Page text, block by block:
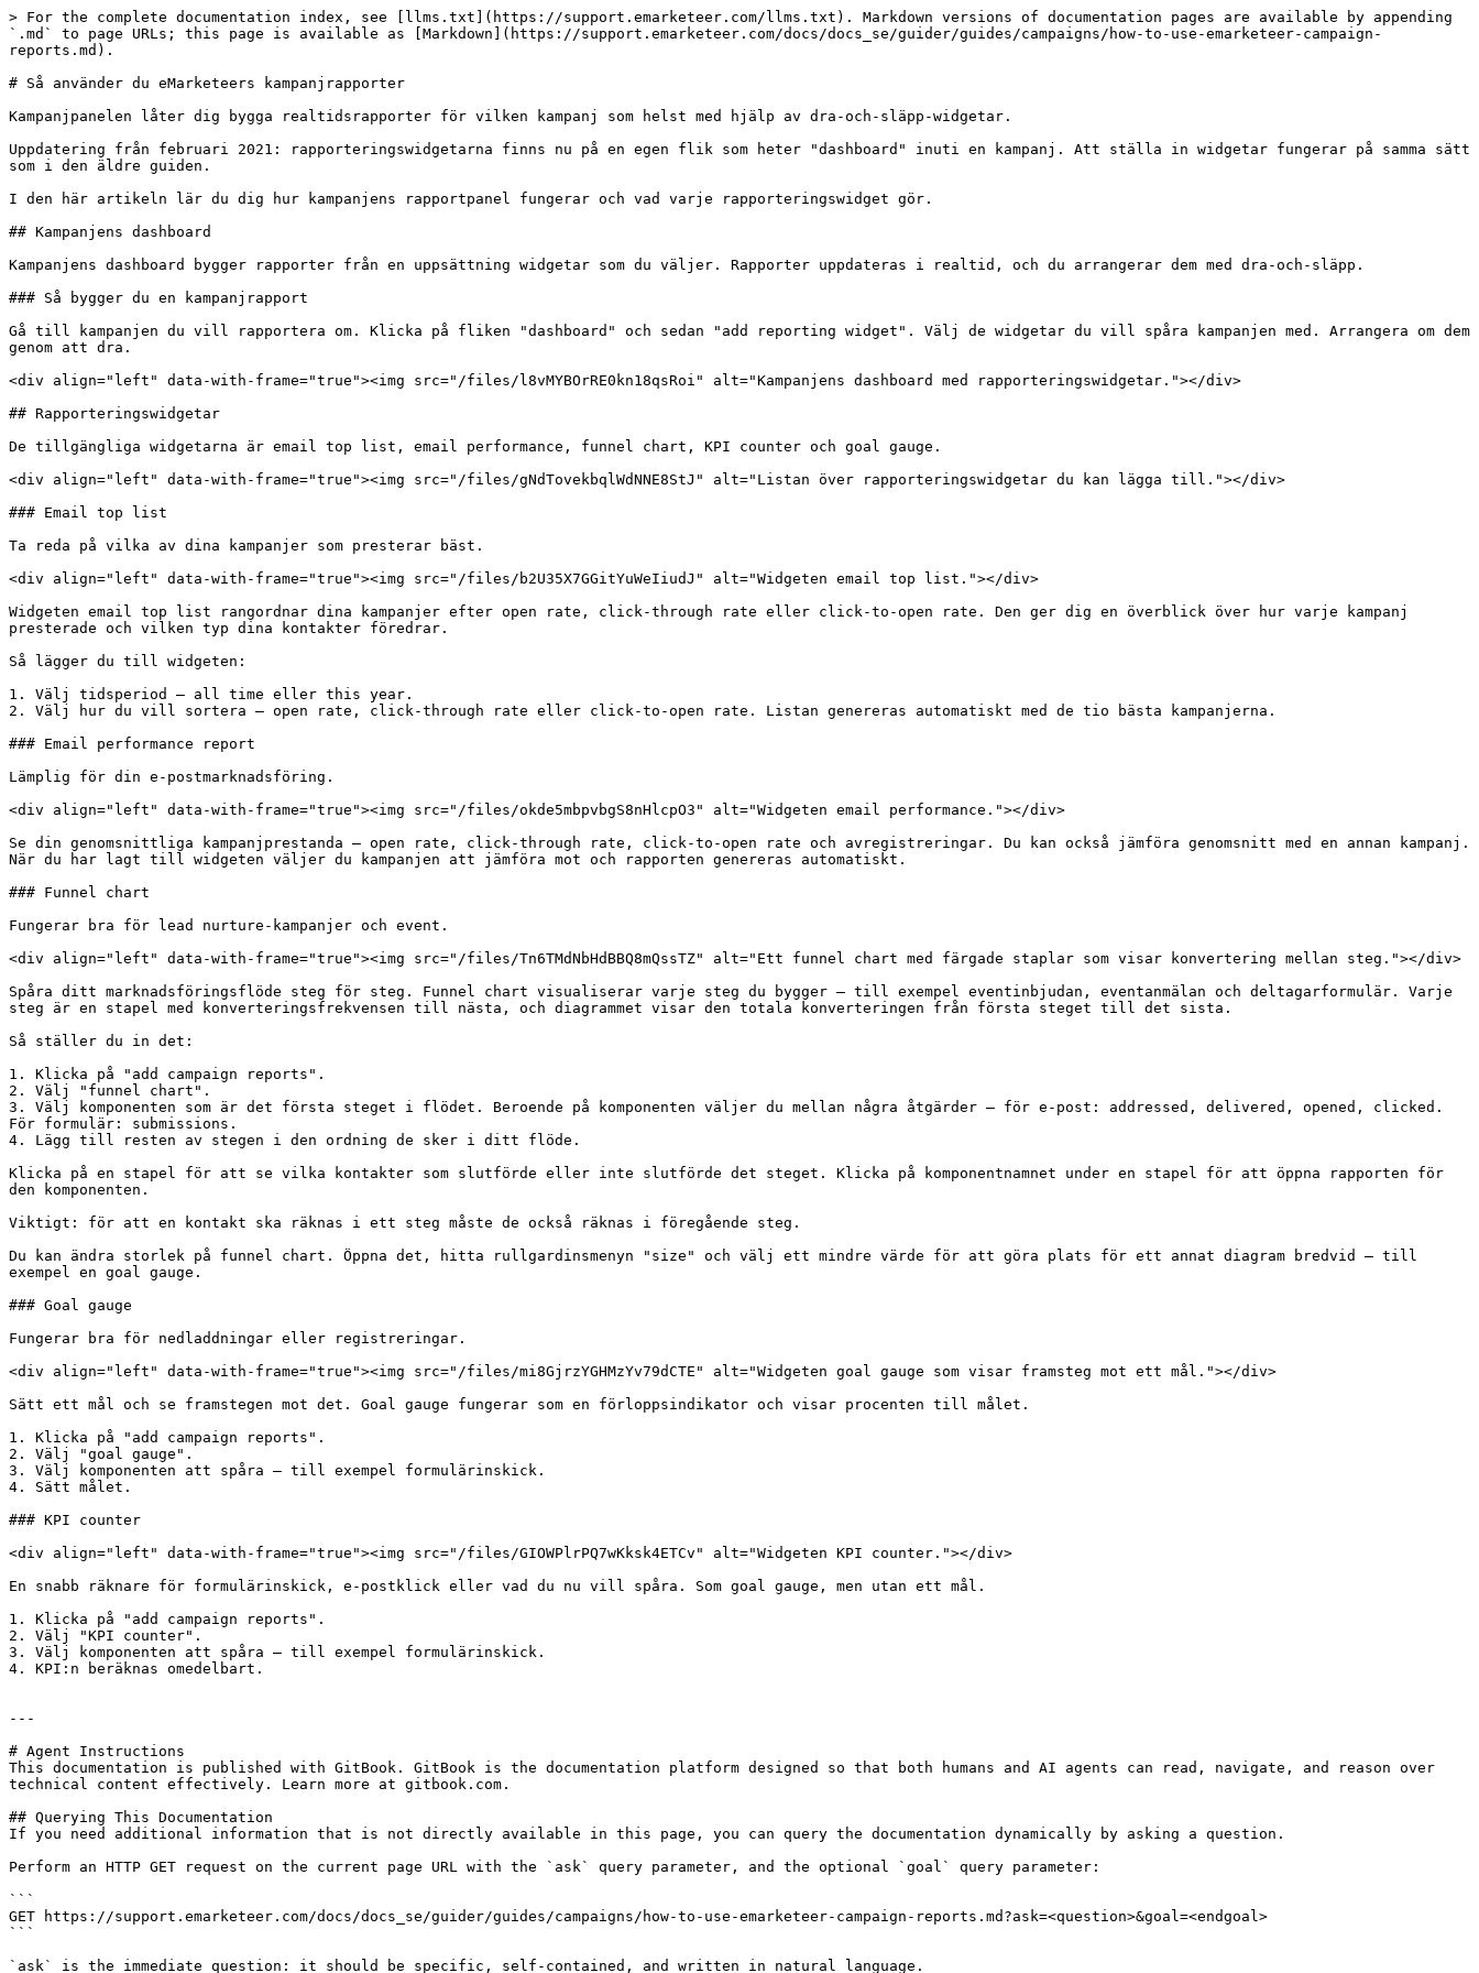
> For the complete documentation index, see [llms.txt](https://support.emarketeer.com/llms.txt). Markdown versions of documentation pages are available by appending
`.md` to page URLs; this page is available as [Markdown](https://support.emarketeer.com/docs/docs_se/guider/guides/campaigns/how-to-use-emarketeer-campaign-
reports.md).
# Så använder du eMarketeers kampanjrapporter
Kampanjpanelen låter dig bygga realtidsrapporter för vilken kampanj som helst med hjälp av dra-och-släpp-widgetar.
Uppdatering från februari 2021: rapporteringswidgetarna finns nu på en egen flik som heter "dashboard" inuti en kampanj. Att ställa in widgetar fungerar på samma sätt
som i den äldre guiden.
I den här artikeln lär du dig hur kampanjens rapportpanel fungerar och vad varje rapporteringswidget gör.
## Kampanjens dashboard
Kampanjens dashboard bygger rapporter från en uppsättning widgetar som du väljer. Rapporter uppdateras i realtid, och du arrangerar dem med dra-och-släpp.
### Så bygger du en kampanjrapport
Gå till kampanjen du vill rapportera om. Klicka på fliken "dashboard" och sedan "add reporting widget". Välj de widgetar du vill spåra kampanjen med. Arrangera om dem
genom att dra.
<div align="left" data-with-frame="true"><img src="/files/l8vMYBOrRE0kn18qsRoi" alt="Kampanjens dashboard med rapporteringswidgetar."></div>
## Rapporteringswidgetar
De tillgängliga widgetarna är email top list, email performance, funnel chart, KPI counter och goal gauge.
<div align="left" data-with-frame="true"><img src="/files/gNdTovekbqlWdNNE8StJ" alt="Listan över rapporteringswidgetar du kan lägga till."></div>
### Email top list
Ta reda på vilka av dina kampanjer som presterar bäst.
<div align="left" data-with-frame="true"><img src="/files/b2U35X7GGitYuWeIiudJ" alt="Widgeten email top list."></div>
Widgeten email top list rangordnar dina kampanjer efter open rate, click-through rate eller click-to-open rate. Den ger dig en överblick över hur varje kampanj
presterade och vilken typ dina kontakter föredrar.
Så lägger du till widgeten:
1. Välj tidsperiod — all time eller this year.
2. Välj hur du vill sortera — open rate, click-through rate eller click-to-open rate. Listan genereras automatiskt med de tio bästa kampanjerna.
### Email performance report
Lämplig för din e-postmarknadsföring.
<div align="left" data-with-frame="true"><img src="/files/okde5mbpvbgS8nHlcpO3" alt="Widgeten email performance."></div>
Se din genomsnittliga kampanjprestanda — open rate, click-through rate, click-to-open rate och avregistreringar. Du kan också jämföra genomsnitt med en annan kampanj.
När du har lagt till widgeten väljer du kampanjen att jämföra mot och rapporten genereras automatiskt.
### Funnel chart
Fungerar bra för lead nurture-kampanjer och event.
<div align="left" data-with-frame="true"><img src="/files/Tn6TMdNbHdBBQ8mQssTZ" alt="Ett funnel chart med färgade staplar som visar konvertering mellan steg."></div>
Spåra ditt marknadsföringsflöde steg för steg. Funnel chart visualiserar varje steg du bygger — till exempel eventinbjudan, eventanmälan och deltagarformulär. Varje
steg är en stapel med konverteringsfrekvensen till nästa, och diagrammet visar den totala konverteringen från första steget till det sista.
Så ställer du in det:
1. Klicka på "add campaign reports".
2. Välj "funnel chart".
3. Välj komponenten som är det första steget i flödet. Beroende på komponenten väljer du mellan några åtgärder — för e-post: addressed, delivered, opened, clicked.
För formulär: submissions.
4. Lägg till resten av stegen i den ordning de sker i ditt flöde.
Klicka på en stapel för att se vilka kontakter som slutförde eller inte slutförde det steget. Klicka på komponentnamnet under en stapel för att öppna rapporten för
den komponenten.
Viktigt: för att en kontakt ska räknas i ett steg måste de också räknas i föregående steg.
Du kan ändra storlek på funnel chart. Öppna det, hitta rullgardinsmenyn "size" och välj ett mindre värde för att göra plats för ett annat diagram bredvid — till
exempel en goal gauge.
### Goal gauge
Fungerar bra för nedladdningar eller registreringar.
<div align="left" data-with-frame="true"><img src="/files/mi8GjrzYGHMzYv79dCTE" alt="Widgeten goal gauge som visar framsteg mot ett mål."></div>
Sätt ett mål och se framstegen mot det. Goal gauge fungerar som en förloppsindikator och visar procenten till målet.
1. Klicka på "add campaign reports".
2. Välj "goal gauge".
3. Välj komponenten att spåra — till exempel formulärinskick.
4. Sätt målet.
### KPI counter
<div align="left" data-with-frame="true"><img src="/files/GIOWPlrPQ7wKksk4ETCv" alt="Widgeten KPI counter."></div>
En snabb räknare för formulärinskick, e-postklick eller vad du nu vill spåra. Som goal gauge, men utan ett mål.
1. Klicka på "add campaign reports".
2. Välj "KPI counter".
3. Välj komponenten att spåra — till exempel formulärinskick.
4. KPI:n beräknas omedelbart.
---
# Agent Instructions
This documentation is published with GitBook. GitBook is the documentation platform designed so that both humans and AI agents can read, navigate, and reason over
technical content effectively. Learn more at gitbook.com.
## Querying This Documentation
If you need additional information that is not directly available in this page, you can query the documentation dynamically by asking a question.
Perform an HTTP GET request on the current page URL with the `ask` query parameter, and the optional `goal` query parameter:
```
GET https://support.emarketeer.com/docs/docs_se/guider/guides/campaigns/how-to-use-emarketeer-campaign-reports.md?ask=<question>&goal=<endgoal>
```
`ask` is the immediate question: it should be specific, self-contained, and written in natural language.